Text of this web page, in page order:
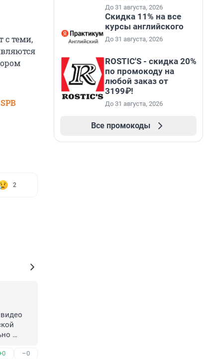
с теми,
2
–0
До 31 августа, 2026
Скидка 11% на все
курсы английского
До 31 августа, 2026
ROSTIC'S - скидка 20%
по промокоду на
любой заказ от
3199₽!
До 31 августа, 2026
Все промокоды